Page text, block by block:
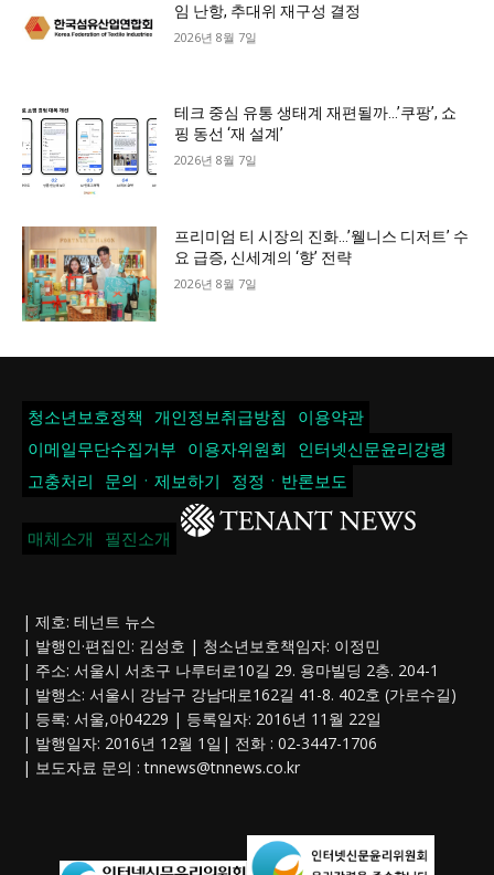
임 난항, 추대위 재구성 결정
2026년 8월 7일
테크 중심 유통 생태계 재편될까…’쿠팡’, 쇼
핑 동선 ‘재 설계’
2026년 8월 7일
프리미엄 티 시장의 진화…’웰니스 디저트’ 수
요 급증, 신세계의 ‘향’ 전략
2026년 8월 7일
청소년보호정책 개인정보취급방침
이용약관
이메일무단수집거부
이용자위원회
인터넷신문윤리강령
고충처리
문의ㆍ제보하기 정정ㆍ반론보도
매체소개 필진소개
| 제호: 테넌트 뉴스
| 발행인·편집인: 김성호 | 청소년보호책임자: 이정민
| 주소: 서울시 서초구 나루터로10길 29. 용마빌딩 2층. 204-1
| 발행소: 서울시 강남구 강남대로162길 41-8. 402호 (가로수길)
| 등록: 서울,아04229 | 등록일자: 2016년 11월 22일
| 발행일자: 2016년 12월 1일| 전화 : 02-3447-1706
| 보도자료 문의 :tnnews@tnnews.co.kr